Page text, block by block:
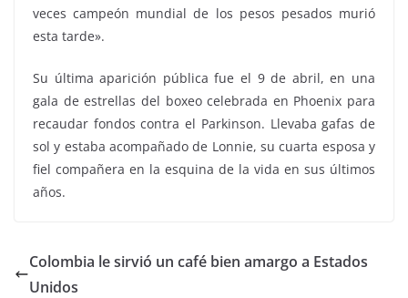
veces campeón mundial de los pesos pesados murió
esta tarde».
Su última aparición pública fue el 9 de abril, en una
gala de estrellas del boxeo celebrada en Phoenix para
recaudar fondos contra el Parkinson. Llevaba gafas de
sol y estaba acompañado de Lonnie, su cuarta esposa y
fiel compañera en la esquina de la vida en sus últimos
años.
Colombia le sirvió un café bien amargo a Estados
Unidos